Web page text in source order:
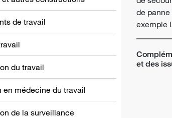
de travail
du travail
en médecine du travail
de la surveillance
de
exemple
et des